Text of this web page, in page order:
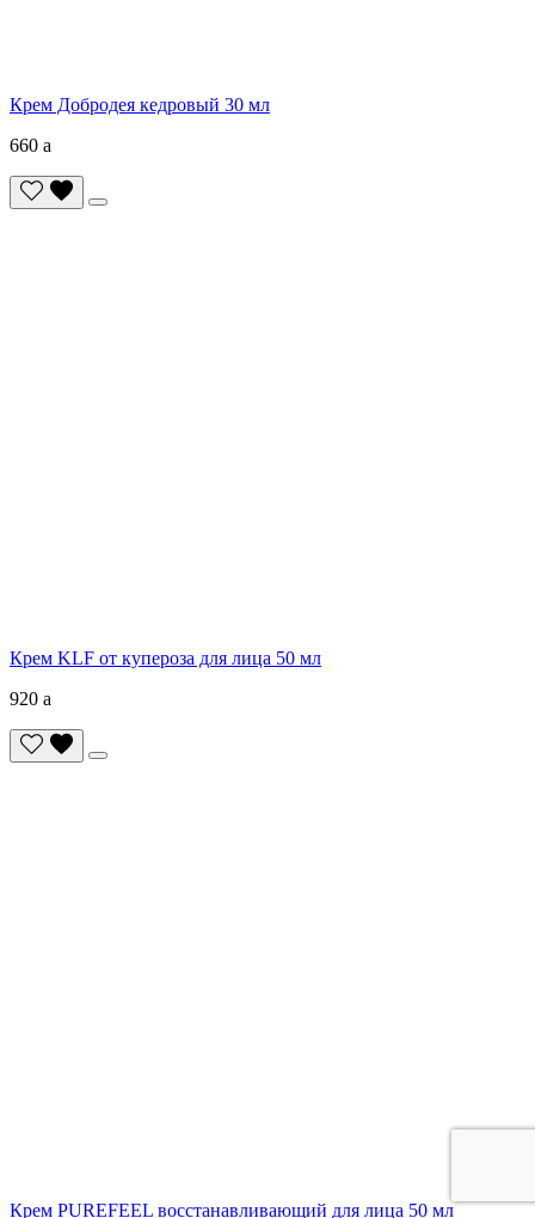
Крем Добродея кедровый 30 мл
660 a
Крем KLF от купероза для лица 50 мл
920 a
Крем PUREFEEL восстанавливающий для лица 50 мл